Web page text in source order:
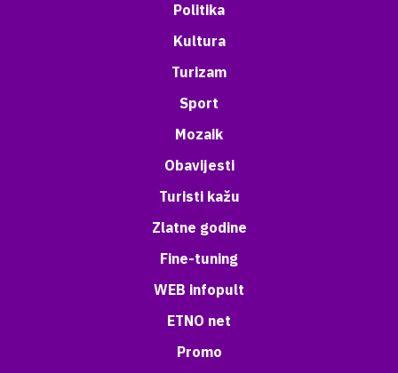
Politika
Kultura
Turizam
Sport
Mozaik
Obavijesti
Turisti kažu
Zlatne godine
Fine-tuning
WEB infopult
ETNO net
Promo